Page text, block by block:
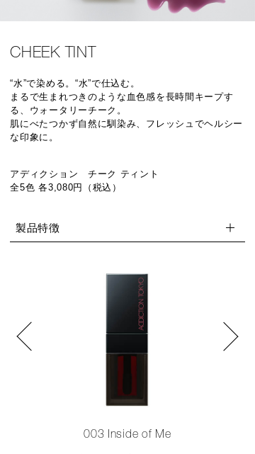
CHEEK TINT
“水”で染める。“水”で仕込む。
まるで生まれつきのような血色感を長時間キープす
る、ウォータリーチーク。
肌にべたつかず自然に馴染み、フレッシュでヘルシー
な印象に。
アディクション チーク ティント
全5色 各3,080円（税込）
製品特徴
003 Inside of Me